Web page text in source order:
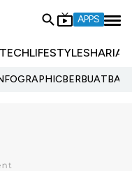
APPS
TECHLIFESTYLESHARIA